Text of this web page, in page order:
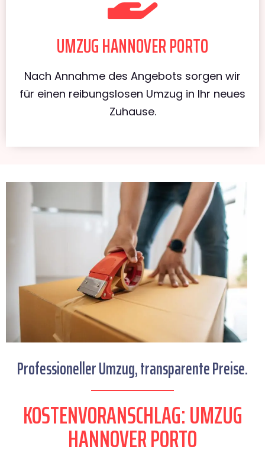
UMZUG HANNOVER PORTO
Nach Annahme des Angebots sorgen wir
für einen reibungslosen Umzug in Ihr neues
Zuhause.
Professioneller Umzug, transparente Preise.
KOSTENVORANSCHLAG: UMZUG
HANNOVER PORTO